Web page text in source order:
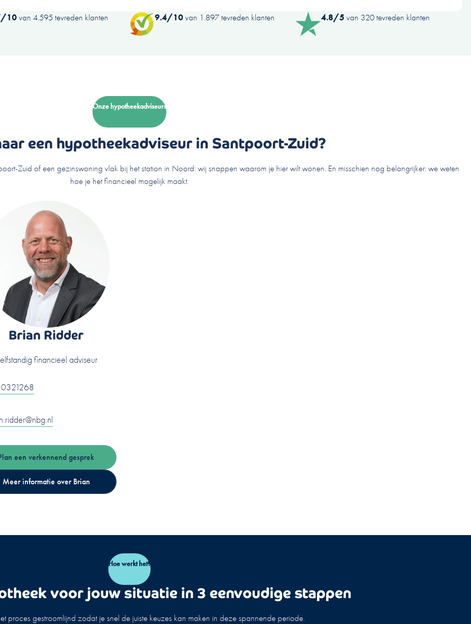
10van 4.595 tevreden klanten 9.4/10van 1.897 tevreden klanten 4.8/5 van 320 tevreden klanten
Onze hypotheekadviseurs
een hypotheekadviseur in Santpoort-Zuid?
Zuid of een gezinswoning vlak bij het station in Noord: wij snappen waarom je hier wilt wonen. En misschien nog belangrijker: we weten
hoe je het financieel mogelijk maakt.
Brian Ridder
financieel adviseur
een verkennend gesprek
Meer informatie over Brian
Hoe werkt het?
voor jouw situatie in 3 eenvoudige stappen
proces gestroomlijnd zodat je snel de juiste keuzes kan maken in deze spannende periode.